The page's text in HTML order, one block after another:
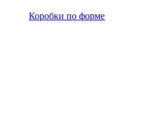
Коробки по форме